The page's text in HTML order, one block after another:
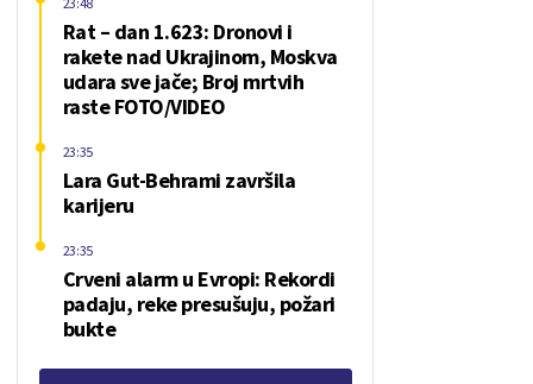
Rat – dan 1.623: Dronovi i
rakete nad Ukrajinom, Moskva
udara sve jače; Broj mrtvih
raste FOTO/VIDEO
Lara Gut-Behrami završila
karijeru
23:35
Crveni alarm u Evropi: Rekordi
padaju, reke presušuju, požari
bukte
23:35